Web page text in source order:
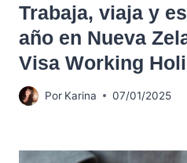
Trabaja, viaja y
año en Nueva
Visa Working
Por Karina 07/01/2025